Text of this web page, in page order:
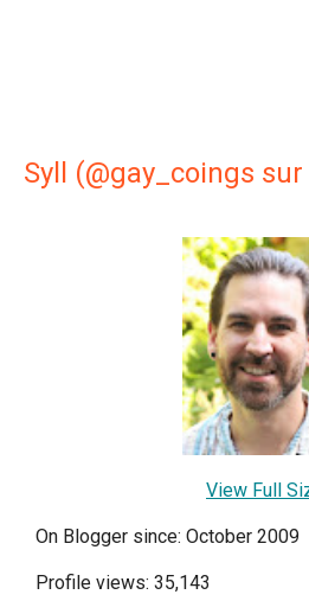
Syll (@gay_coings
View Full
On Blogger since: October 2009
Profile views: 35,143